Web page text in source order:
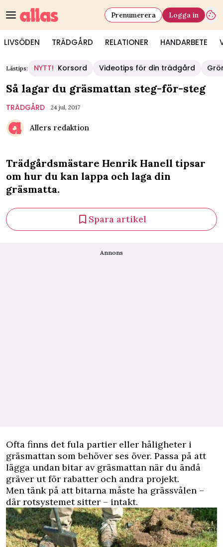
LIVSÖDEN TRÄDGÅRD RELATIONER HANDARBETE
Prenumerera Logga in
Lästips: NYTT! Korsord Videotips för din trädgård
Så lagar du gräsmattan steg-för-steg
TRÄDGÅRD 24 jul, 2017
Allers redaktion
Trädgårdsmästare Henrik Hanell tipsar
om hur du kan lappa och laga din
gräsmatta.
Spara artikel
Annons
Ofta finns det fula partier eller håligheter i
gräsmattan som behöver ses över. Passa på att
lägga undan bitar av gräsmattan när du ändå
gräver ut för rabatter och andra projekt.
Men tänk på att bitarna måste ha grässvålen –
där rotsystemet sitter – intakt.